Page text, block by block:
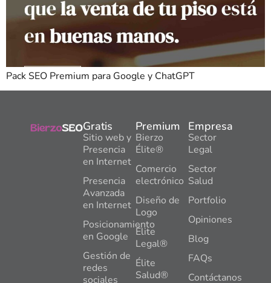
Pack SEO Premium para Google y ChatGPT
Gratis
Sitio web y
Presencia
en Internet
Presencia
Avanzada
en Internet
Posicionamiento
en Google
Gestión de
redes
sociales
Premium
Bierzo
Élite®
Comercio
electrónico
Diseño de
Logo
Élite
Legal®
Élite
Salud®
Empresa
Sector
Legal
Sector
Salud
Portfolio
Opiniones
Blog
FAQs
Contáctanos